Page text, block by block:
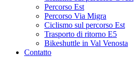
Percorso Est
Percorso Via Migra
Ciclismo sul percorso Est
Trasporto di ritorno E5
Bikeshuttle in Val Venosta
Contatto